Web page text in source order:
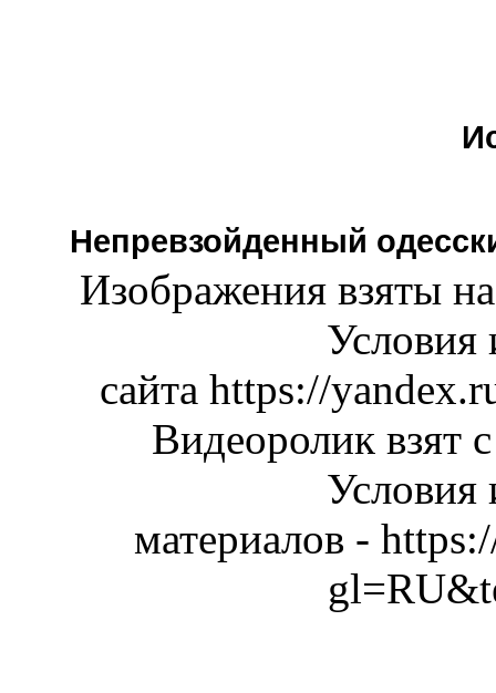
Непревзойденный
Изображения
Условия
сайта https://
Видеоролик
Условия
материалов -